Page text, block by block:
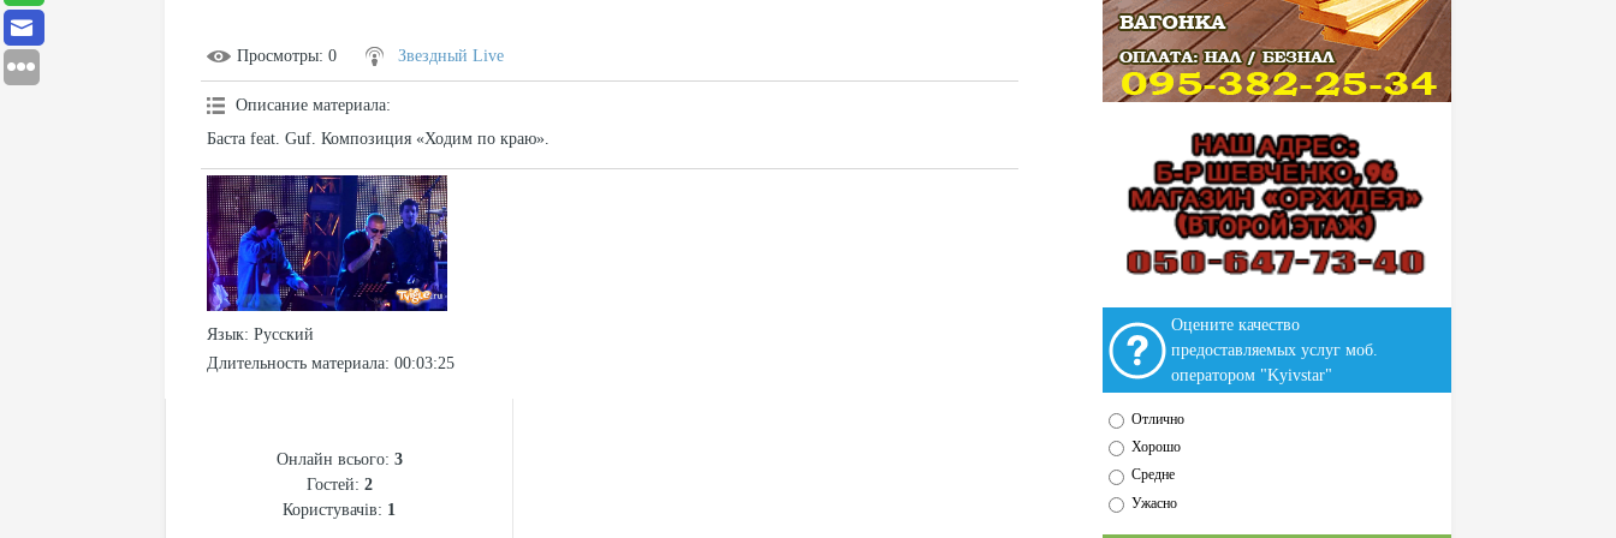
Просмотры: 0 Звездный Live
Описание материала:
Баста feat. Guf. Композиция «Ходим по краю».
Язык: Русский
Длительность материала: 00:03:25
Оцените качество
предоставляемых услуг моб.
оператором "Kyivstar"
Отлично
Хорошо
Средне
Ужасно
Онлайн всього: 3
Гостей: 2
Користувачів: 1